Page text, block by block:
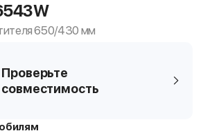
650/430 мм
Проверьте
совместимость